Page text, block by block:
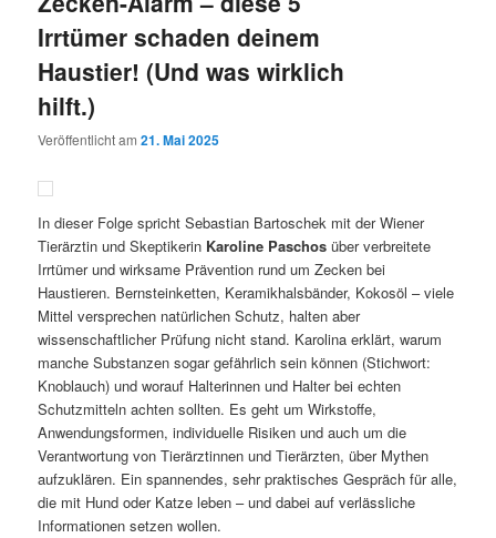
Irrtümer schaden deinem
Haustier! (Und was wirklich
hilft.)
Veröffentlicht am21. Mai 2025
In dieser Folge spricht Sebastian Bartoschek mit der Wiener
Tierärztin und Skeptikerin Karoline Paschos über verbreitete
Irrtümer und wirksame Prävention rund um Zecken bei
Haustieren. Bernsteinketten, Keramikhalsbänder, Kokosöl – viele
Mittel versprechen natürlichen Schutz, halten aber
wissenschaftlicher Prüfung nicht stand. Karolina erklärt, warum
manche Substanzen sogar gefährlich sein können (Stichwort:
Knoblauch) und worauf Halterinnen und Halter bei echten
Schutzmitteln achten sollten. Es geht um Wirkstoffe,
Anwendungsformen, individuelle Risiken und auch um die
Verantwortung von Tierärztinnen und Tierärzten, über Mythen
aufzuklären. Ein spannendes, sehr praktisches Gespräch für alle,
die mit Hund oder Katze leben – und dabei auf verlässliche
Informationen setzen wollen.